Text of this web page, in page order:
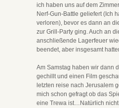
ich haben uns auf dem
Nerf-Gun-Battle geliefert (Ich
verloren), bevor es dann an
zur Grill-Party ging. Auch an
anschließende Lagerfeuer
beendet, aber insgesamt
Am Samstag haben wir dann
gechillt und einen Film
letzten reise nach Jerusalem
mich schon gefragt ob das
eine Trewa ist…Natürlich